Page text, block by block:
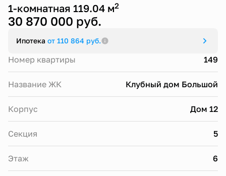
1-комнатная 119.04 м2
30 870 000 руб.
Ипотека от 110 864 руб.
Номер квартиры 149
Название ЖК Клубный дом Большой
Корпус Дом 12
Секция 5
Этаж 6